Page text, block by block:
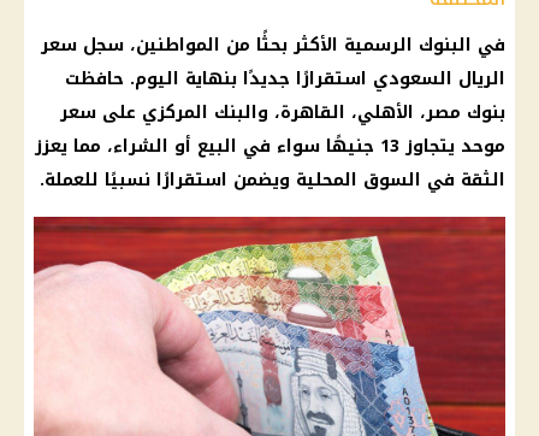
في البنوك الرسمية الأكثر بحثًا من المواطنين، سجل سعر
الريال السعودي استقرارًا جديدًا بنهاية اليوم. حافظت
بنوك مصر، الأهلي، القاهرة، والبنك المركزي على سعر
موحد يتجاوز 13 جنيهًا سواء في البيع أو الشراء، مما يعزز
الثقة في السوق المحلية ويضمن استقرارًا نسبيًا للعملة.